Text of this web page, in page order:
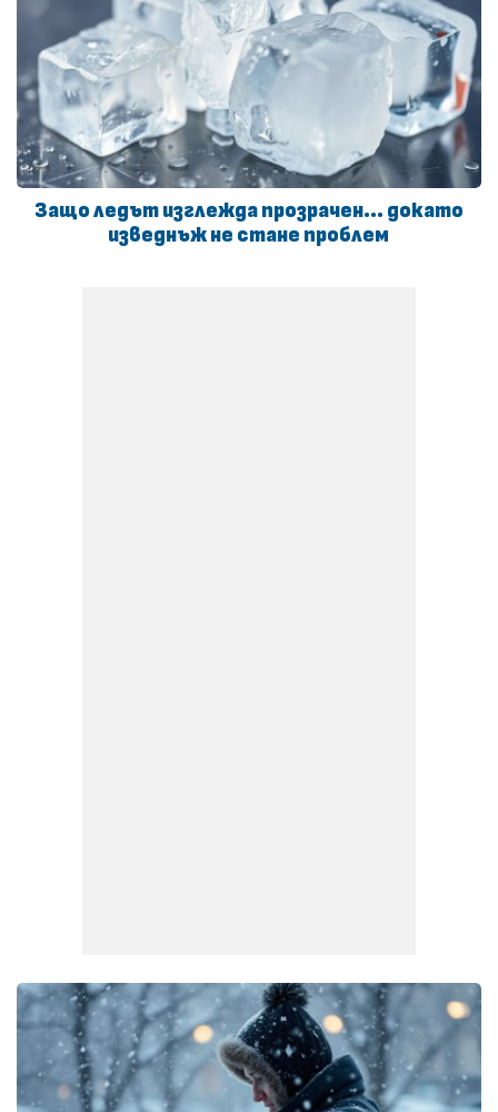
Защо ледът изглежда прозрачен… докато
изведнъж не стане проблем